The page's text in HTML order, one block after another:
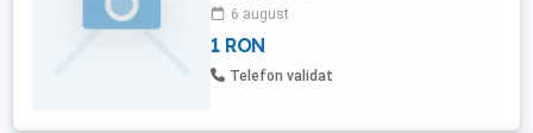
6 august
1 RON
Telefon validat